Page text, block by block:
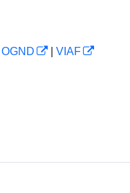
OGND
VIAF